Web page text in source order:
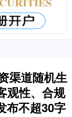
渠道随机生
观性、合规
布不超30字